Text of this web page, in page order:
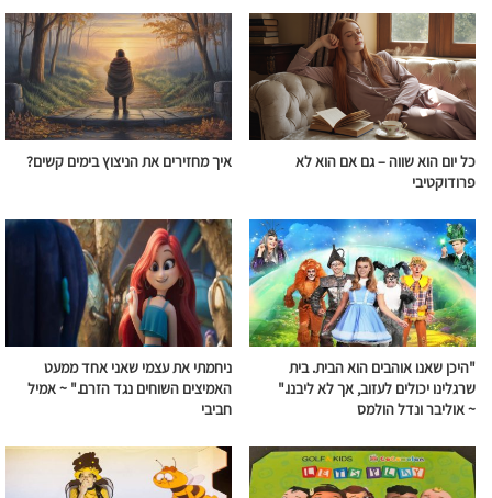
כל יום הוא שווה – גם אם הוא לא
פרודוקטיבי
איך מחזירים את הניצוץ בימים קשים?
"היכן שאנו אוהבים הוא הבית. בית
שרגלינו יכולים לעזוב, אך לא ליבנו."
~ אוליבר ונדל הולמס
ניחמתי את עצמי שאני אחד ממעט
האמיצים השוחים נגדהזרם." ~ אמיל
חביבי